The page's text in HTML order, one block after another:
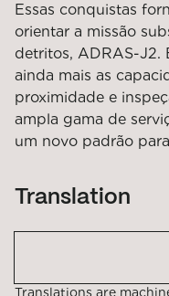
Essas conquistas
orientar a missão
detritos, ADRAS-J2.
ainda mais as
proximidade e
ampla gama de
um novo padrão
Translation
Translations are